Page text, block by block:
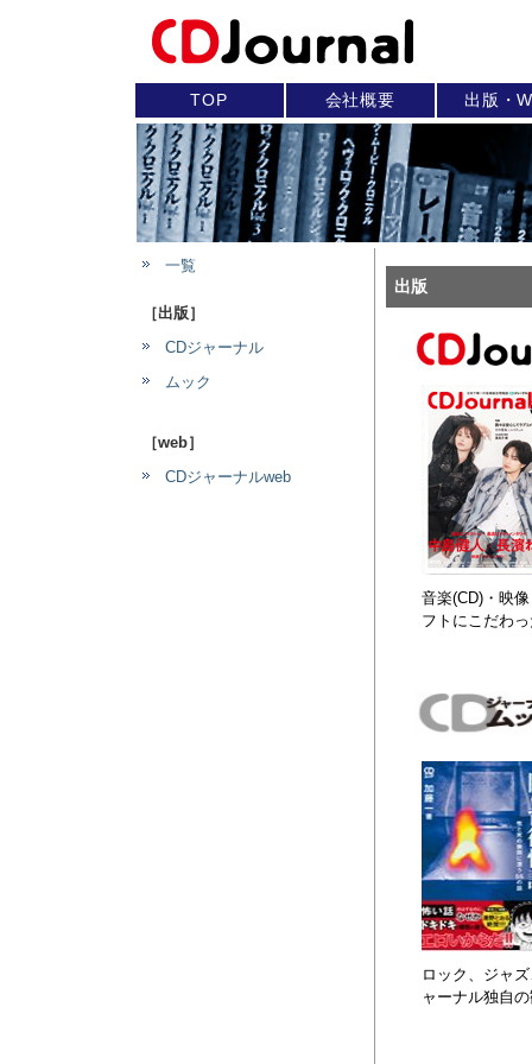
TOP 会社概要 出版・
一覧
［出版］
CDジャーナル
ムック
［web］
CDジャーナルweb
出版
音楽(CD)・映
フトにこだわ
ロック、ジャ
ャーナル独自